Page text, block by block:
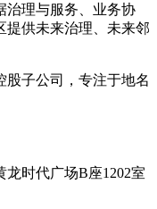
治理与服务、业务协
提供未来治理、未来邻
股子公司，专注于地名
时代广场B座1202室